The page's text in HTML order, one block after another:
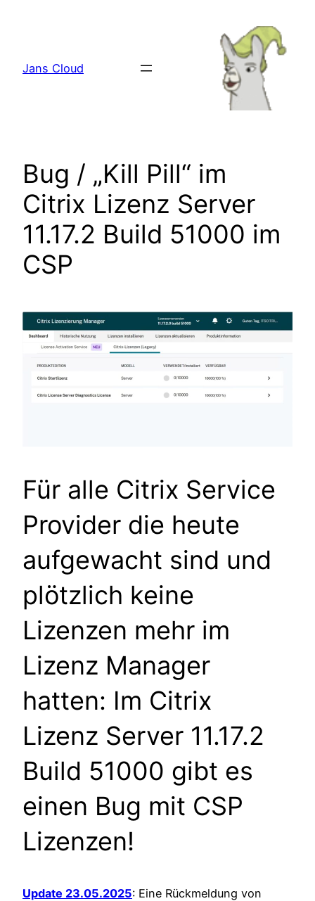
Jans Cloud
Bug / „Kill Pill“ im
Citrix Lizenz Server
11.17.2 Build 51000 im
CSP
Für alle Citrix Service
Provider die heute
aufgewacht sind und
plötzlich keine
Lizenzen mehr im
Lizenz Manager
hatten: Im Citrix
Lizenz Server 11.17.2
Build 51000 gibt es
einen Bug mit CSP
Lizenzen!
Update 23.05.2025: Eine Rückmeldung von